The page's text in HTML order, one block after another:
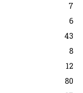
7
6
43
8
12
80